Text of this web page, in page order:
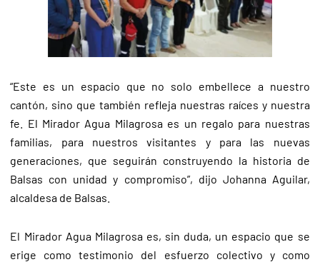
“Este es un espacio que no solo embellece a nuestro
cantón, sino que también refleja nuestras raíces y nuestra
fe. El Mirador Agua Milagrosa es un regalo para nuestras
familias, para nuestros visitantes y para las nuevas
generaciones, que seguirán construyendo la historia de
Balsas con unidad y compromiso”, dijo Johanna Aguilar,
alcaldesa de Balsas.
El Mirador Agua Milagrosa es, sin duda, un espacio que se
erige como testimonio del esfuerzo colectivo y como